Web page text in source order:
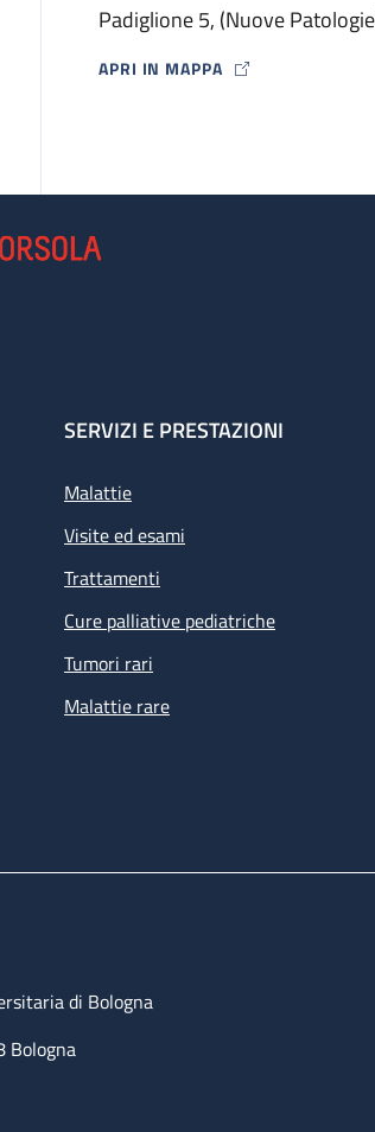
Padiglione 5, (Nuove
APRI IN MAPPA
MAP ICON
SERVIZI E PRESTAZIONI
Malattie
Visite ed esami
Trattamenti
Cure palliative pediatriche
Tumori rari
Malattie rare
di Bologna
Bologna